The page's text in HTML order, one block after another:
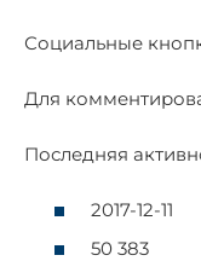
Социальные
Для
Последняя
2017-12-11
50 383